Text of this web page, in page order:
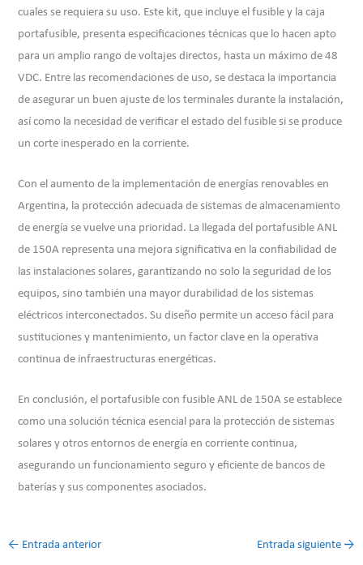
cuales se requiera su uso. Este kit, que incluye el fusible y la caja
portafusible, presenta especificaciones técnicas que lo hacen apto
para un amplio rango de voltajes directos, hasta un máximo de 48
VDC. Entre las recomendaciones de uso, se destaca la importancia
de asegurar un buen ajuste de los terminales durante la instalación,
así como la necesidad de verificar el estado del fusible si se produce
un corte inesperado en la corriente.
Con el aumento de la implementación de energías renovables en
Argentina, la protección adecuada de sistemas de almacenamiento
de energía se vuelve una prioridad. La llegada del portafusible ANL
de 150A representa una mejora significativa en la confiabilidad de
las instalaciones solares, garantizando no solo la seguridad de los
equipos, sino también una mayor durabilidad de los sistemas
eléctricos interconectados. Su diseño permite un acceso fácil para
sustituciones y mantenimiento, un factor clave en la operativa
continua de infraestructuras energéticas.
En conclusión, el portafusible con fusible ANL de 150A se establece
como una solución técnica esencial para la protección de sistemas
solares y otros entornos de energía en corriente continua,
asegurando un funcionamiento seguro y eficiente de bancos de
baterías y sus componentes asociados.
← Entrada anterior Entrada siguiente →